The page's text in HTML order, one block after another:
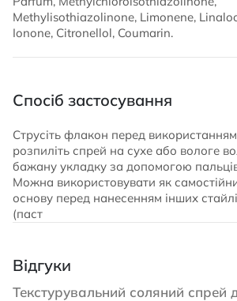
Methylisothiazolinone, Limonene,
Ionone, Citronellol, Coumarin.
Спосіб застосування
Струсіть флакон перед
розпиліть спрей на сухе або вологе
бажану укладку за допомогою
Можна використовувати як
основу перед нанесенням інших
(паст
Відгуки
Текстурувальний соляний спрей